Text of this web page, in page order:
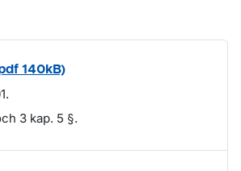
140kB)
3 kap. 5 §.